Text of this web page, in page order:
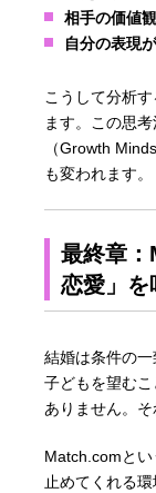
相手の価値
自分の表現
こうして分析
ます。この思
（Growth
も変われます。
最終章
恋愛」を
結婚は条件の一
子どもを望む
ありません。そ
Match.comと
止めてくれる